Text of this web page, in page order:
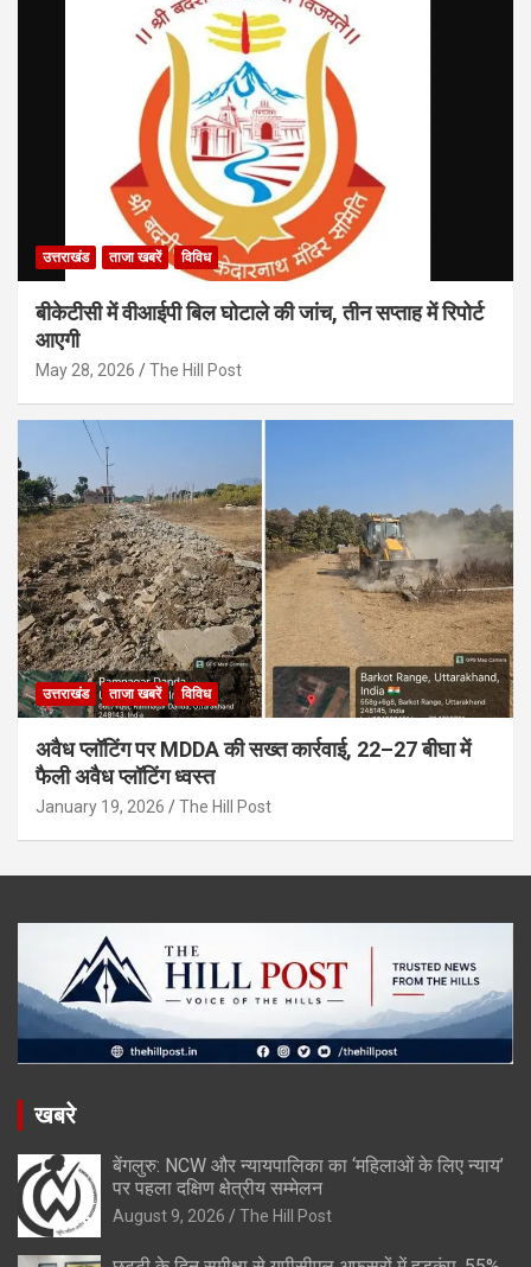
उत्तराखंड ताजा खबरें विविध
बीकेटीसी में वीआईपी बिल घोटाले की जांच, तीन सप्ताह में रिपोर्ट
आएगी
May 28, 2026 The Hill Post
उत्तराखंड ताजा खबरें विविध
अवैध प्लॉटिंग पर MDDA की सख्त कार्रवाई, 22–27 बीघा में
फैली अवैध प्लॉटिंग ध्वस्त
January 19, 2026 The Hill Post
खबरे
बेंगलुरु: NCW और न्यायपालिका का ‘महिलाओं के लिए न्याय’
पर पहला दक्षिण क्षेत्रीय सम्मेलन
August 9, 2026 The Hill Post